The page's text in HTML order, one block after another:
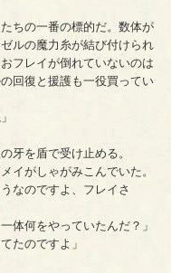
ちの一番の標的だ。数体が
ルの魔力糸が結び付けられ
フレイが倒れていないのは
回復と援護も一役買ってい
牙を盾で受け止める。
がしゃがみこんでいた。
なのですよ、フレイさ
体何をやっていたんだ？」
たのですよ」